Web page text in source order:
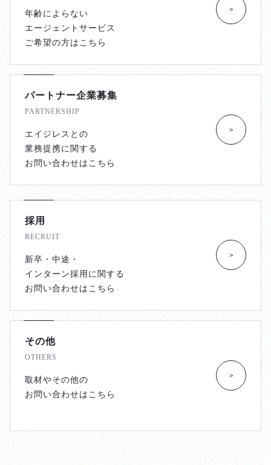
年齢によらない
エージェントサービス
ご希望の方はこちら
>
パートナー企業募集
PARTNERSHIP
エイジレスとの
業務提携に関する
お問い合わせはこちら
>
採用
RECRUIT
新卒・中途・
インターン採用に関する
お問い合わせはこちら
>
その他
OTHERS
取材やその他の
お問い合わせはこちら
>